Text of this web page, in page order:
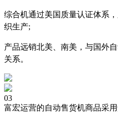
综合机通过美国质量认证体系
织生产;
产品远销北美、南美，与国外
关系。
03
富宏运营的自动售货机商品采